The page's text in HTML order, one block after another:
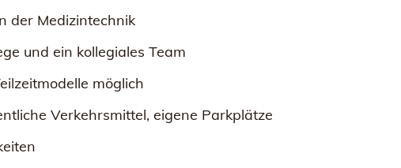
der Medizintechnik
und ein kollegiales Team
möglich
Verkehrsmittel, eigene Parkplätze